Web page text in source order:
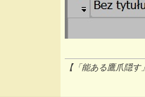
【「能ある鷹爪隠